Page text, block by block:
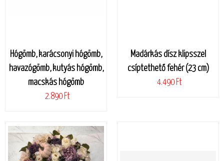
Hógömb, karácsonyi hógömb,
havazógömb, kutyás hógömb,
macskás hógömb
2.890 Ft
Madárkás dísz klipsszel
csíptethető fehér (23 cm)
4.490 Ft